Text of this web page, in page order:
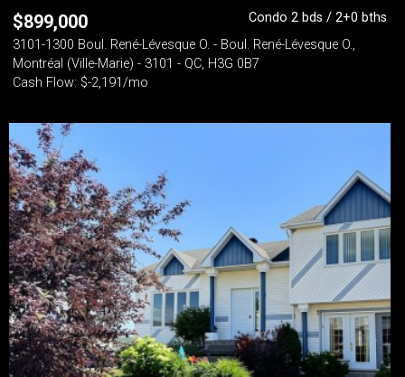
$899,000
Condo 2 bds / 2+0 bths
3101-1300 Boul. René-Lévesque O. - Boul. René-Lévesque O.,
Montréal (Ville-Marie) - 3101 - QC, H3G 0B7
Cash Flow: $-2,191/mo